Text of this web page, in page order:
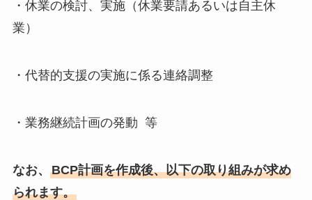
・休業の検討、実施（休業要請あるいは自主休
業）
・代替的支援の実施に係る連絡調整
・業務継続計画の発動 等
なお、 BCP計画を作成後、以下の取り組みが求め
られます。